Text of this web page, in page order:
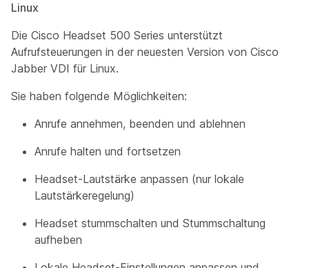
Linux
Die Cisco Headset 500 Series unterstützt
Aufrufsteuerungen in der neuesten Version von Cisco
Jabber VDI für Linux.
Sie haben folgende Möglichkeiten:
Anrufe annehmen, beenden und ablehnen
Anrufe halten und fortsetzen
Headset-Lautstärke anpassen (nur lokale
Lautstärkeregelung)
Headset stummschalten und Stummschaltung
aufheben